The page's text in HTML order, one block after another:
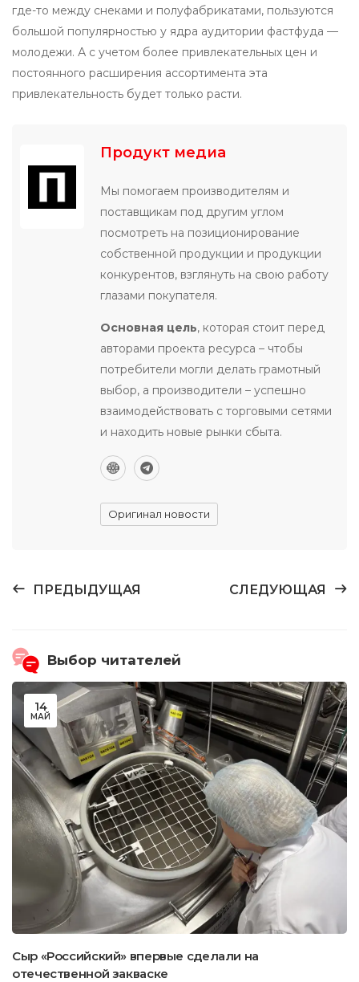
где-то между снеками и полуфабрикатами, пользуются
большой популярностью у ядра аудитории фастфуда —
молодежи. А с учетом более привлекательных цен и
постоянного расширения ассортимента эта
привлекательность будет только расти.
Продукт медиа
Мы помогаем производителям и
поставщикам под другим углом
посмотреть на позиционирование
собственной продукции и продукции
конкурентов, взглянуть на свою работу
глазами покупателя.
Основная цель, которая стоит перед
авторами проекта ресурса – чтобы
потребители могли делать грамотный
выбор, а производители – успешно
взаимодействовать с торговыми сетями
и находить новые рынки сбыта.
Оригинал новости
ПРЕДЫДУЩАЯ СЛЕДУЮЩАЯ
Выбор читателей
14
МАЙ
Сыр «Российский» впервые сделали на
отечественной закваске